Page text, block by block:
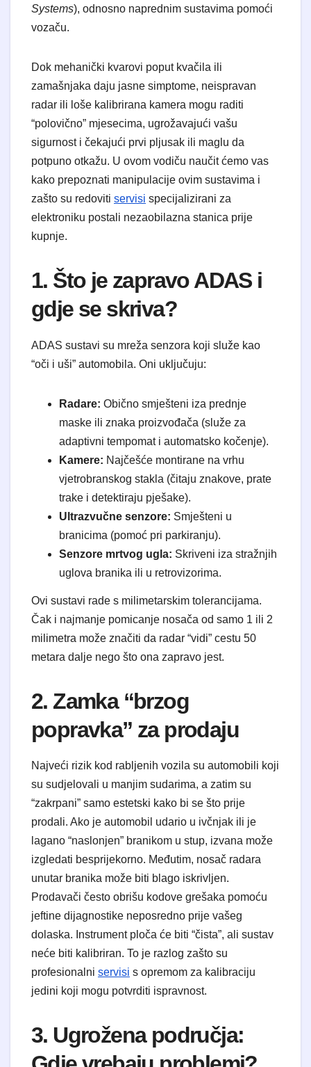
Systems), odnosno naprednim sustavima pomoći
vozaču.
Dok mehanički kvarovi poput kvačila ili
zamašnjaka daju jasne simptome, neispravan
radar ili loše kalibrirana kamera mogu raditi
“polovično” mjesecima, ugrožavajući vašu
sigurnost i čekajući prvi pljusak ili maglu da
potpuno otkažu. U ovom vodiču naučit ćemo vas
kako prepoznati manipulacije ovim sustavima i
zašto su redoviti servisi specijalizirani za
elektroniku postali nezaobilazna stanica prije
kupnje.
1. Što je zapravo ADAS i
gdje se skriva?
ADAS sustavi su mreža senzora koji služe kao
“oči i uši” automobila. Oni uključuju:
Radare: Obično smješteni iza prednje
maske ili znaka proizvođača (služe za
adaptivni tempomat i automatsko kočenje).
Kamere: Najčešće montirane na vrhu
vjetrobranskog stakla (čitaju znakove, prate
trake i detektiraju pješake).
Ultrazvučne senzore: Smješteni u
branicima (pomoć pri parkiranju).
Senzore mrtvog ugla: Skriveni iza stražnjih
uglova branika ili u retrovizorima.
Ovi sustavi rade s milimetarskim tolerancijama.
Čak i najmanje pomicanje nosača od samo 1 ili 2
milimetra može značiti da radar “vidi” cestu 50
metara dalje nego što ona zapravo jest.
2. Zamka “brzog
popravka” za prodaju
Najveći rizik kod rabljenih vozila su automobili koji
su sudjelovali u manjim sudarima, a zatim su
“zakrpani” samo estetski kako bi se što prije
prodali. Ako je automobil udario u ivčnjak ili je
lagano “naslonjen” branikom u stup, izvana može
izgledati besprijekorno. Međutim, nosač radara
unutar branika može biti blago iskrivljen.
Prodavači često obrišu kodove grešaka pomoću
jeftine dijagnostike neposredno prije vašeg
dolaska. Instrument ploča će biti “čista”, ali sustav
neće biti kalibriran. To je razlog zašto su
profesionalni servisi s opremom za kalibraciju
jedini koji mogu potvrditi ispravnost.
3. Ugrožena područja: